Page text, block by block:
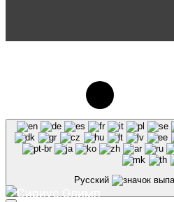
использовании материалов
ссылка на источник
Русский